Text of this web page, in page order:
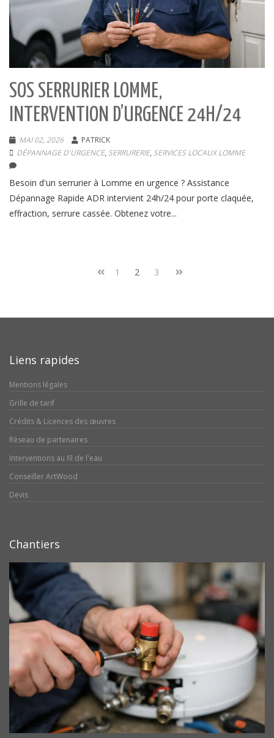
SOS SERRURIER LOMME,
INTERVENTION D’URGENCE 24H/24
MAI 02, 2026
PATRICK
DÉPANNAGE D'URGENCE, SERRURERIE, SERVICES LOCAUX LOMME
Besoin d'un serrurier à Lomme en urgence ? Assistance
Dépannage Rapide ADR intervient 24h/24 pour porte claquée,
effraction, serrure cassée. Obtenez votre...
1 2 3
Liens rapides
Mentions légales
Grille de tarif
Crédits & Licences des œuvres
Réseau de partenaires
Interventions au fil de l'eau
Conseiller ArtWood
Devis
Chantiers